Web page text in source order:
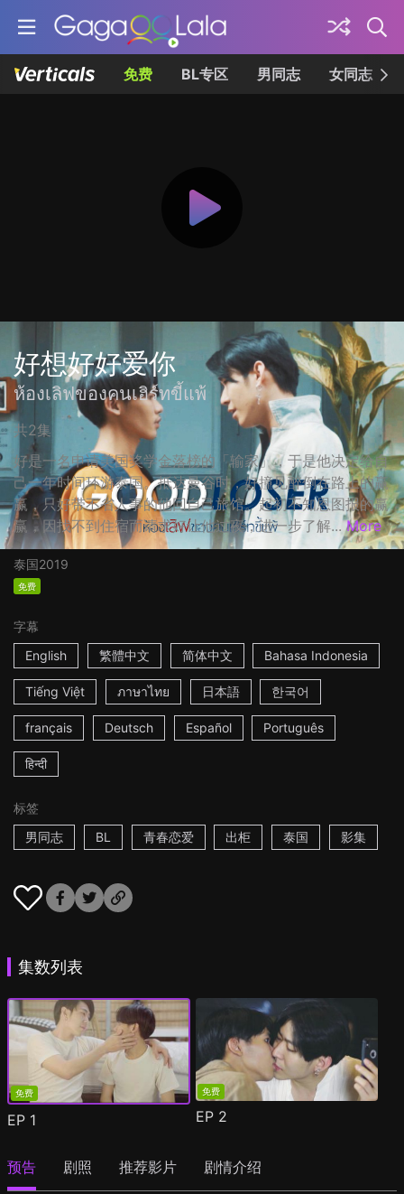
免费 BL专区 男同志 女同志
好想好好爱你
ห้องเลิฟของคนเฮิร์ทขี้แพ้
共2集
好是一名申请美国奖学金落榜的「输家」，于是他决定给自
己一年时间环游泰国。抵达曼谷时，好撞见醉倒在路上的赢
赢，只好带不省人事的他回自己旅馆。起初不知恩图报的赢
赢，因找不到住宿而请求好让他过夜，进一步了解... More
泰国2019
免费
字幕
English
繁體中文 简体中文 Bahasa Indonesia
Tiếng Việt ภาษาไทย 日本語 한국어
français Deutsch Español Português
हिन्दी
标签
男同志
BL 青春恋爱 出柜 泰国 影集
集数列表
免费
EP 1
免费
EP 2
预告 剧照 推荐影片 剧情介绍